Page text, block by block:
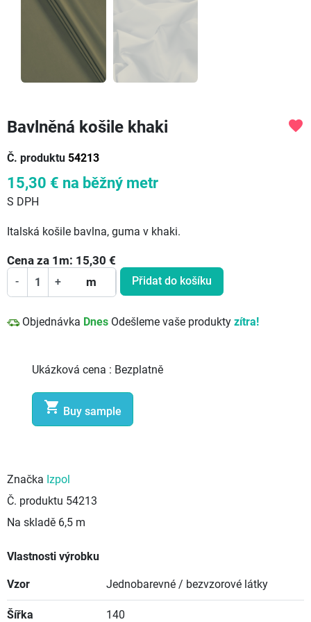
Bavlněná košile khaki
Č. produktu 54213
favorite
15,30 € na běžný metr
S DPH
Italská košile bavlna, guma v khaki.
Cena za 1 m: 15,30 €
- + m Přidat do košíku
Objednávka Dnes Odešleme vaše produkty zítra!
Ukázková cena : Bezplatně
 Buy sample
Značka Izpol
Č. produktu 54213
Na skladě 6,5 m
Vlastnosti výrobku
Vzor Jednobarevné / bezvzorové látky
Šířka 140